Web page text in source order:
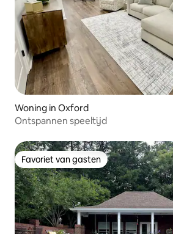
Woning in Oxford
Ontspannen speeltijd
Favoriet van gasten
Favoriet van gasten